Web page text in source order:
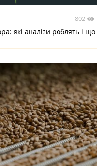
802
які аналізи роблять і що